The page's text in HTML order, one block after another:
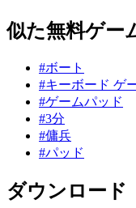
似た無料ゲー
#ボート
#キーボード ゲ
#ゲームパッド
#3分
#傭兵
#パッド
ダウンロード